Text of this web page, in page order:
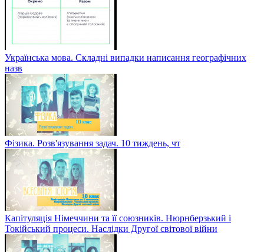
Українська мова. Складні випадки написання географічних
назв
Фізика. Розв'язування задач. 10 тиждень, чт
Капітуляція Німеччини та її союзників. Нюрнберзький і
Токійський процеси. Наслідки Другої світової війни